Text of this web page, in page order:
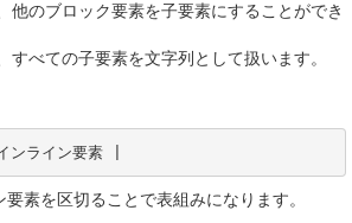
他のブロック要素を子要素にすることができ
すべての子要素を文字列として扱います。
ライン要素 |
素を区切ることで表組みになります。